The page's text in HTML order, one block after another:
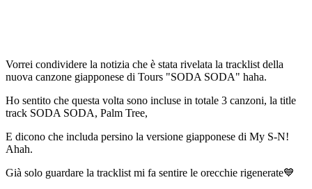
Vorrei condividere la notizia che è stata rivelata la tracklist della
nuova canzone giapponese di Tours "SODA SODA" haha.
Ho sentito che questa volta sono incluse in totale 3 canzoni, la title
track SODA SODA, Palm Tree,
E dicono che includa persino la versione giapponese di My S-N!
Ahah.
Già solo guardare la tracklist mi fa sentire le orecchie rigenerate💙